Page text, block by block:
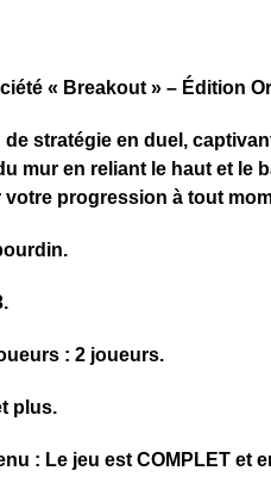
« Breakout » – Édition
de stratégie en duel,
mur en reliant le haut et le
votre progression à tout
: 2 joueurs.
plus.
: Le jeu est COMPLET et